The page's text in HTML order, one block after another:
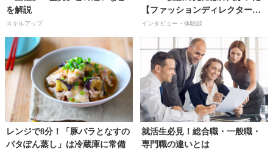
を解説
スキルアップ
【ファッションディレクター／
前坂美音さん】
インタビュー・体験談
レンジで8分！「豚バラとなすの
バタぽん蒸し」は冷蔵庫に常備
就活生必見！総合職・一般職・
専門職の違いとは